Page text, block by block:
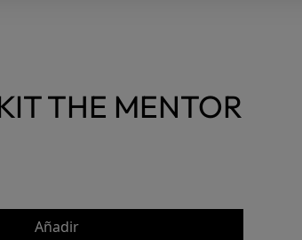
THE MENTOR
Añadir